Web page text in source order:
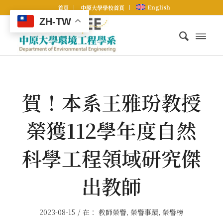
首頁 中原大學學校首頁 English
賀！本系王雅玢教授
榮獲112學年度自然
科學工程領域研究傑
出教師
2023-08-15 / 在：教師榮譽, 榮譽事蹟, 榮譽榜
ZH-TW